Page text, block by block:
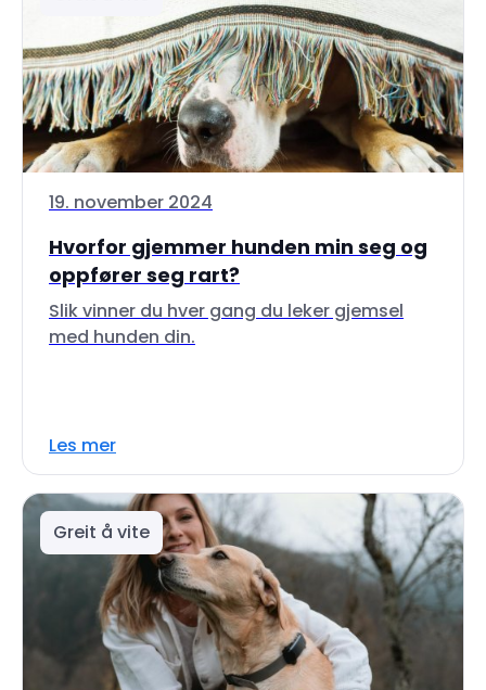
19. november 2024
Hvorfor gjemmer hunden min seg og
oppfører seg rart?
Slik vinner du hver gang du leker gjemsel
med hunden din.
Les mer
Greit å vite